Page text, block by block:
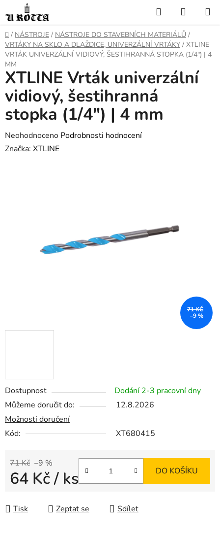
na
obsah
Hledat
KOŠÍK
DOMŮ
/ NÁSTROJE / NÁSTROJE DO STAVEBNÍCH MATERIÁLŮ /
VRTÁKY NA SKLO A DLAŽDICE, UNIVERZÁLNÍ VRTÁKY / XTLINE
VRTÁK UNIVERZÁLNÍ VIDIOVÝ, ŠESTIHRANNÁ STOPKA (1/4") | 4
MM
Dostupnost
Dodání 2-3 pracovní dny
Můžeme doručit do:
12.8.2026
Možnosti doručení
Kód:
XT680415
71 Kč –9 %
64 Kč/ ks DO KOŠÍKU
Tisk Zeptat se Sdílet
XTLINE Vrták univerzální
vidiový, šestihranná
stopka (1/4") | 4 mm
Průměrné
hodnocení
Neohodnoceno Podrobnosti hodnocení
Značka: XTLINE
71 KČ
–9 %